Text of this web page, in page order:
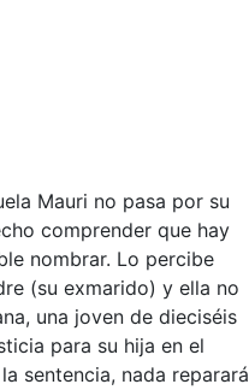
Mauri no pasa por su
comprender que hay
nombrar. Lo percibe
(su exmarido) y ella no
una joven de dieciséis
para su hija en el
sentencia, nada reparará